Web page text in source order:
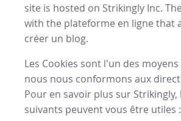
site is hosted on Strikingly Inc.
with the plateforme en ligne that
créer un blog.
Les Cookies sont l'un des
nous nous conformons aux
Pour en savoir plus sur Strikingly,
suivants peuvent vous être utiles :